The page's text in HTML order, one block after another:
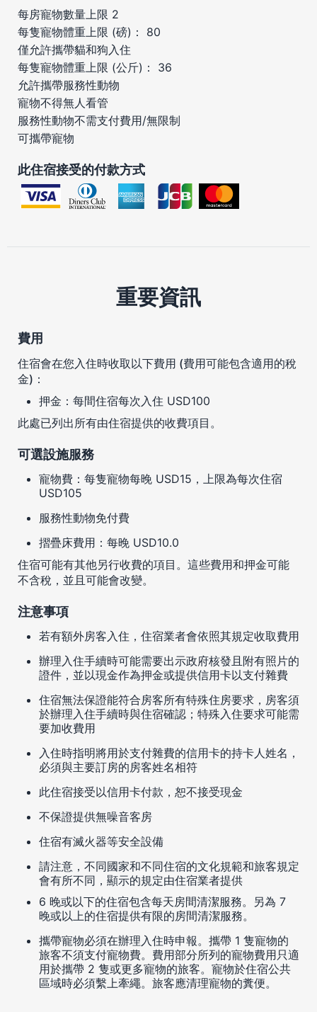
每房寵物數量上限 2
每隻寵物體重上限 (磅)： 80
僅允許攜帶貓和狗入住
每隻寵物體重上限 (公斤)： 36
允許攜帶服務性動物
寵物不得無人看管
服務性動物不需支付費用/無限制
可攜帶寵物
此住宿接受的付款方式
重要資訊
費用
住宿會在您入住時收取以下費用 (費用可能包含適用的稅
金)：
押金：每間住宿每次入住 USD100
此處已列出所有由住宿提供的收費項目。
可選設施服務
寵物費：每隻寵物每晚 USD15，上限為每次住宿
USD105
服務性動物免付費
摺疊床費用：每晚 USD10.0
住宿可能有其他另行收費的項目。這些費用和押金可能
不含稅，並且可能會改變。
注意事項
若有額外房客入住，住宿業者會依照其規定收取費用
辦理入住手續時可能需要出示政府核發且附有照片的
證件，並以現金作為押金或提供信用卡以支付雜費
住宿無法保證能符合房客所有特殊住房要求，房客須
於辦理入住手續時與住宿確認；特殊入住要求可能需
要加收費用
入住時指明將用於支付雜費的信用卡的持卡人姓名，
必須與主要訂房的房客姓名相符
此住宿接受以信用卡付款，恕不接受現金
不保證提供無噪音客房
住宿有滅火器等安全設備
請注意，不同國家和不同住宿的文化規範和旅客規定
會有所不同，顯示的規定由住宿業者提供
6 晚或以下的住宿包含每天房間清潔服務。另為 7
晚或以上的住宿提供有限的房間清潔服務。
攜帶寵物必須在辦理入住時申報。攜帶 1 隻寵物的
旅客不須支付寵物費。費用部分所列的寵物費用只適
用於攜帶 2 隻或更多寵物的旅客。寵物於住宿公共
區域時必須繫上牽繩。旅客應清理寵物的糞便。